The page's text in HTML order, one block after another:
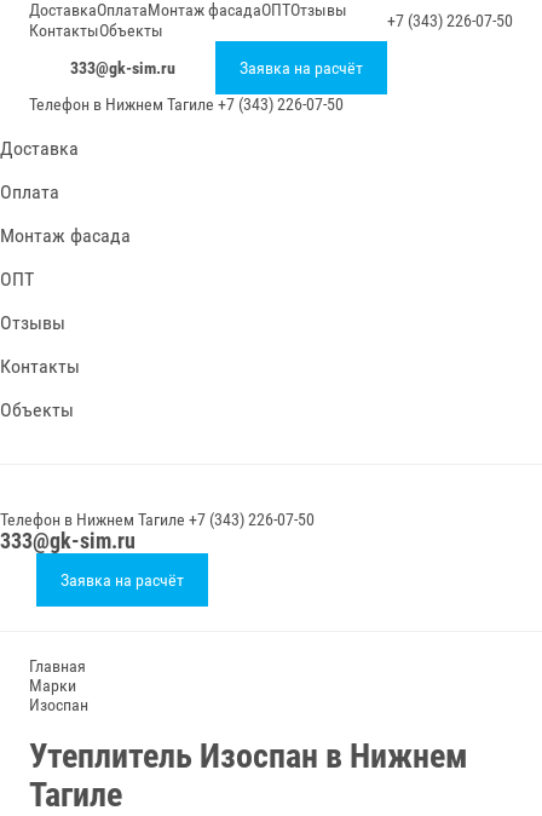
ДоставкаОплатаМонтаж фасадаОПТОтзывы
КонтактыОбъекты +7 (343) 226-07-50
333@gk-sim.ru
Заявка на расчёт
Телефон в Нижнем Тагиле +7 (343) 226-07-50
Доставка
Оплата
Монтаж фасада
ОПТ
Отзывы
Контакты
Объекты
Телефон в Нижнем Тагиле +7 (343) 226-07-50
333@gk-sim.ru
Заявка на расчёт
Главная
Марки
Изоспан
Утеплитель Изоспан в Нижнем
Тагиле